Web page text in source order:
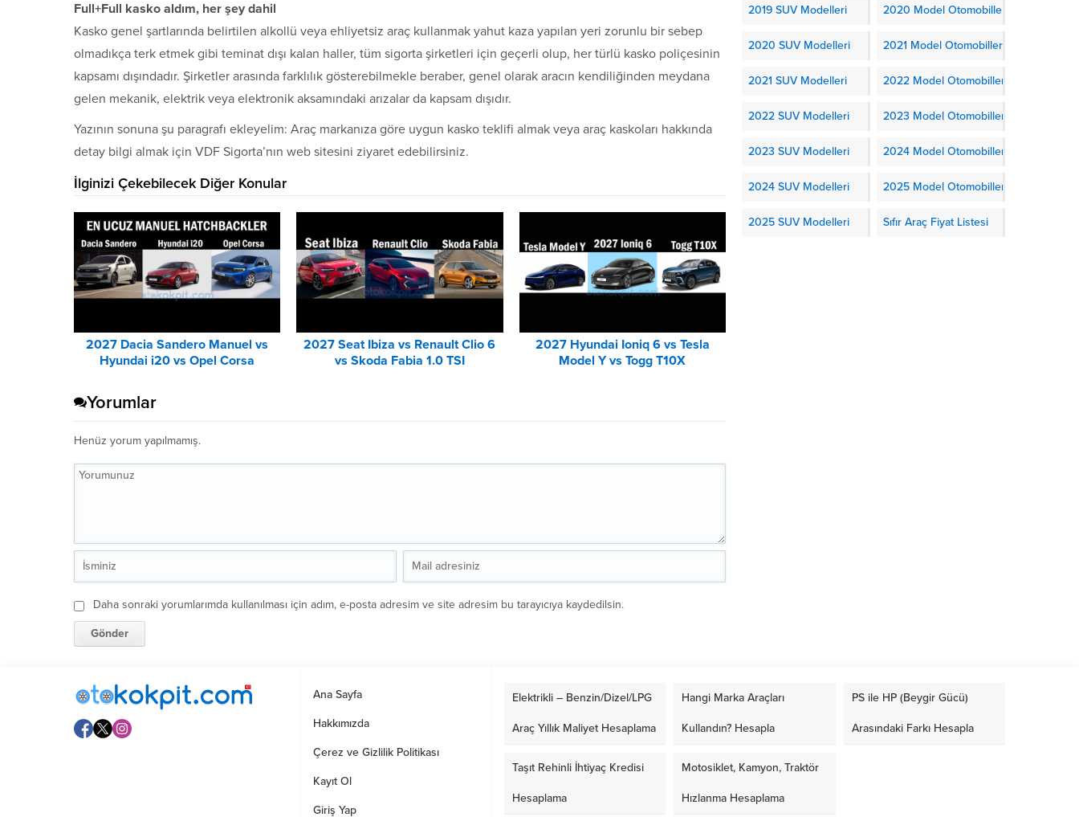
Full+Full kasko aldım, her şey dahil
Kasko genel şartlarında belirtilen alkollü veya ehliyetsiz araç kullanmak yahut kaza yapılan yeri zorunlu bir sebep
olmadıkça terk etmek gibi teminat dışı kalan haller, tüm sigorta şirketleri için geçerli olup, her türlü kasko poliçesinin
kapsamı dışındadır. Şirketler arasında farklılık gösterebilmekle beraber, genel olarak aracın kendiliğinden meydana
gelen mekanik, elektrik veya elektronik aksamındaki arızalar da kapsam dışıdır.
Yazının sonuna şu paragrafı ekleyelim: Araç markanıza göre uygun kasko teklifi almak veya araç kaskoları hakkında
detay bilgi almak için VDF Sigorta’nın web sitesini ziyaret edebilirsiniz.
İlginizi Çekebilecek Diğer Konular
2027 Dacia Sandero Manuel vs
Hyundai i20 vs Opel Corsa
2027 Seat Ibiza vs Renault Clio 6
vs Skoda Fabia 1.0 TSI
2027 Hyundai Ioniq 6 vs Tesla
Model Y vs Togg T10X
Yorumlar
Henüz yorum yapılmamış.
Daha sonraki yorumlarımda kullanılması için adım, e-posta adresim ve site adresim bu tarayıcıya kaydedilsin.
2019 SUV Modelleri 2020 Model Otomobiller
2020 SUV Modelleri 2021 Model Otomobiller
2021 SUV Modelleri 2022 Model Otomobiller
2022 SUV Modelleri 2023 Model Otomobiller
2023 SUV Modelleri 2024 Model Otomobiller
2024 SUV Modelleri 2025 Model Otomobiller
2025 SUV Modelleri Sıfır Araç Fiyat Listesi
Ana Sayfa
Hakkımızda
Çerez ve Gizlilik Politikası
Kayıt Ol
Giriş Yap
Elektrikli – Benzin/Dizel/LPG
Araç Yıllık Maliyet Hesaplama
Hangi Marka Araçları
Kullandın? Hesapla
PS ile HP (Beygir Gücü)
Arasındaki Farkı Hesapla
Taşıt Rehinli İhtiyaç Kredisi
Hesaplama
Motosiklet, Kamyon, Traktör
Hızlanma Hesaplama